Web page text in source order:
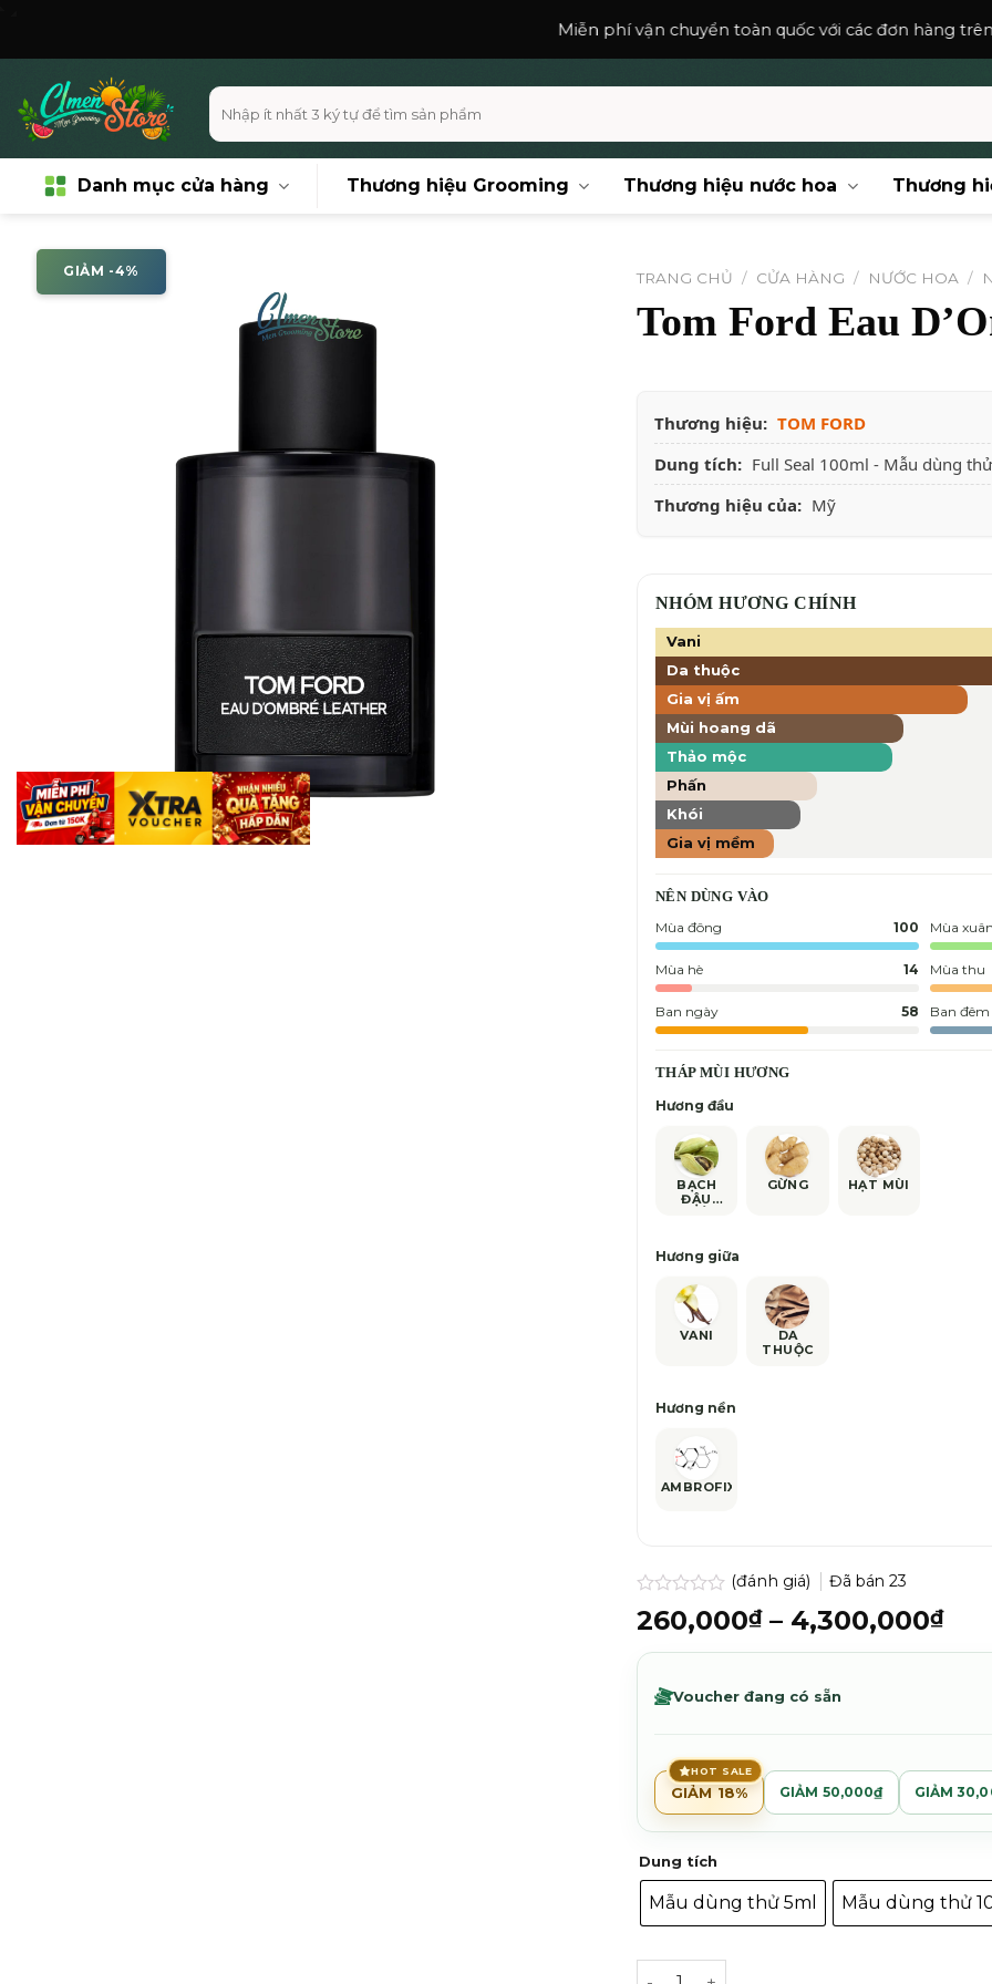
Miễn phí vận chuyển toàn quốc với các đơn hàng trên150,000₫.
Tìm
kiếm:
Danh mục cửa hàng Thương hiệu Grooming Thương hiệu nước hoa Thương
GIẢM -4% TRANG CHỦ / CỬA HÀNG / NƯỚC HOA /
Tom Ford Eau
Thương hiệu: TOM FORD
Dung tích: Full Seal 100ml - Mẫu dùng
Thương hiệu của: Mỹ
NHÓM HƯƠNG CHÍNH
Vani
Da thuộc
Gia vị ấm
Mùi hoang dã
Thảo mộc
Phấn
Khói
Gia vị mềm
NÊN DÙNG VÀO
Mùa đông
100 Mùa
Mùa hè 14 Mùa thu
Ban ngày 58 Ban đêm
THÁP MÙI HƯƠNG
Hương đầu
BẠCH
ĐẬU
GỪNG HẠT MÙI
Hương giữa
VANI
DA
THUỘC
Hương nền
AMBROFIX™
Được
xếp
0.0
sao
(đánh giá) Đã bán 23
260,000₫ – 4,300,000₫
giá:
Voucher đang có sẵn
HOT SALE
GIẢM 18% GIẢM 50,000₫ GIẢM
Dung tích
Mẫu dùng thử 5ml Mẫu dùng thử
Tom Ford Eau D'Ombré Leather số lượng